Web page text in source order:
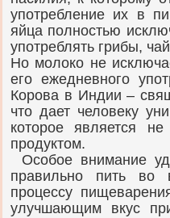
употребление их в
яйца полностью
употреблять грибы,
Но молоко не
его ежедневного
Корова в Индии –
что дает человеку
которое является
продуктом.
Особое внимание
правильно пить
процессу
улучшающим вкус